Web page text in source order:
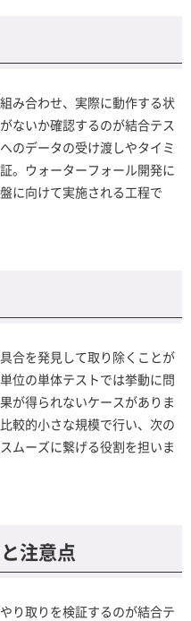
み合わせ、実際に動作する状
ないか確認するのが結合テス
のデータの受け渡しやタイミ
。ウォーターフォール開発に
に向けて実施される工程で
合を発見して取り除くことが
位の単体テストでは挙動に問
が得られないケースがありま
較的小さな規模で行い、次の
ムーズに繋げる役割を担いま
注意点
り取りを検証するのが結合テ